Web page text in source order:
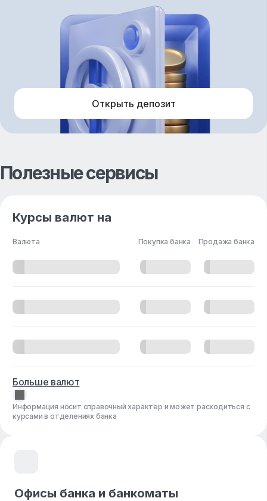
Открыть депозит
Полезные сервисы
Курсы валют на
Валюта Покупка банка Продажа банка
Больше валют
Информация носит справочный характер и может расходиться с
курсами в отделениях банка
Офисы банка и банкоматы